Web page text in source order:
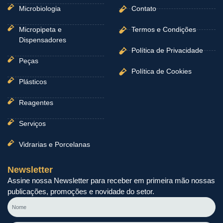
Microbiologia
Micropipeta e
Dispensadores
Peças
Plásticos
Reagentes
Serviços
Vidrarias e Porcelanas
Contato
Termos e Condições
Política de Privacidade
Política de Cookies
Newsletter
Assine nossa Newsletter para receber em primeira mão nossas
publicações, promoções e novidade do setor.
Nome